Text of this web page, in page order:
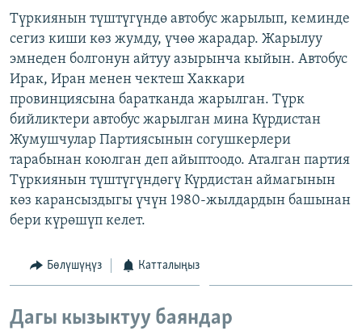
БИЗ ЖАНА ДҮЙНӨ
ДАНИСТЕ
ЭЖЕ-СИҢДИЛЕР
АЗАТТЫК+
ЫҢГАЙСЫЗ СУРООЛОР
Русский
ОНЛАЙН ШЕРИНЕ
ЭЕ/АРнун бардык сайттары
Түркиянын түштүгүндө автобус жарылып, кеминде
сегиз киши көз жумду, үчөө жарадар. Жарылуу
эмнеден болгонун айтуу азырынча кыйын. Автобус
Ирак, Иран менен чектеш Хаккари
провинциясына баратканда жарылган. Түрк
бийликтери автобус жарылган мина Күрдистан
Жумушчулар Партиясынын согушкерлери
тарабынан коюлган деп айыптоодо. Аталган партия
Түркиянын түштүгүндөгү Күрдистан аймагынын
көз карансыздыгы үчүн 1980-жылдардын башынан
бери күрөшүп келет.
Бөлүшүңүз Катталыңыз
Дагы кызыктуу баяндар